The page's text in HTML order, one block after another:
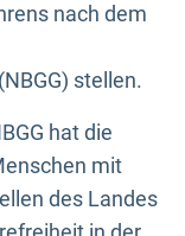
nach dem
stellen.
hat die
mit
des Landes